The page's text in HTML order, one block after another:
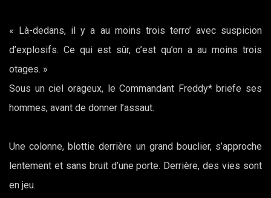
« Là-dedans, il y a au moins trois terro’ avec suspicion
d’explosifs. Ce qui est sûr, c’est qu’on a au moins trois
otages. »
Sous un ciel orageux, le Commandant Freddy* briefe ses
hommes, avant de donner l’assaut.
Une colonne, blottie derrière un grand bouclier, s’approche
lentement et sans bruit d’une porte. Derrière, des vies sont
en jeu.